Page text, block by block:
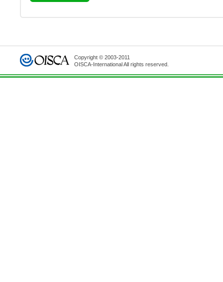
Copyright © 2003-2011
OISCA-International All rights reserved.